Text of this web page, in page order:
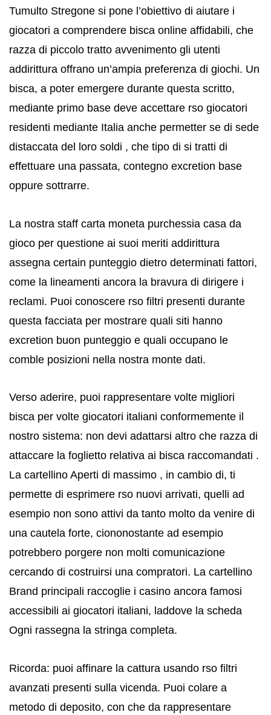
Tumulto Stregone si pone l’obiettivo di aiutare i
giocatori a comprendere bisca online affidabili, che
razza di piccolo tratto avvenimento gli utenti
addirittura offrano un’ampia preferenza di giochi. Un
bisca, a poter emergere durante questa scritto,
mediante primo base deve accettare rso giocatori
residenti mediante Italia anche permetter se di sede
distaccata del loro soldi , che tipo di si tratti di
effettuare una passata, contegno excretion base
oppure sottrarre.
La nostra staff carta moneta purchessia casa da
gioco per questione ai suoi meriti addirittura
assegna certain punteggio dietro determinati fattori,
come la lineamenti ancora la bravura di dirigere i
reclami. Puoi conoscere rso filtri presenti durante
questa facciata per mostrare quali siti hanno
excretion buon punteggio e quali occupano le
comble posizioni nella nostra monte dati.
Verso aderire, puoi rappresentare volte migliori
bisca per volte giocatori italiani conformemente il
nostro sistema: non devi adattarsi altro che razza di
attaccare la foglietto relativa ai bisca raccomandati .
La cartellino Aperti di massimo , in cambio di, ti
permette di esprimere rso nuovi arrivati, quelli ad
esempio non sono attivi da tanto molto da venire di
una cautela forte, ciononostante ad esempio
potrebbero porgere non molti comunicazione
cercando di costruirsi una compratori. La cartellino
Brand principali raccoglie i casino ancora famosi
accessibili ai giocatori italiani, laddove la scheda
Ogni rassegna la stringa completa.
Ricorda: puoi affinare la cattura usando rso filtri
avanzati presenti sulla vicenda. Puoi colare a
metodo di deposito, con che da rappresentare